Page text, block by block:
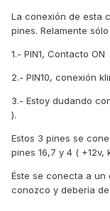
La conexión de esta
pines. Relamente
1.- PIN1, Contacto ON
2.- PIN10, conexión
3.- Estoy dudando
).
Estos 3 pines se
pines 16,7 y 4 (
Éste se conecta a un
conozco y debería de